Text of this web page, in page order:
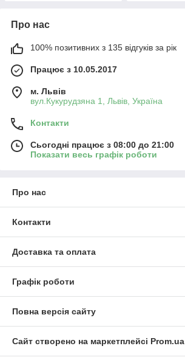
Про нас
100% позитивних з 135 відгуків за рік
Працює з 10.05.2017
м. Львів
вул.Кукурудзяна 1, Львів, Україна
Контакти
Сьогодні працює з 08:00 до 21:00
Показати весь графік роботи
Про нас
Контакти
Доставка та оплата
Графік роботи
Повна версія сайту
Сайт створено на маркетплейсі Prom.ua